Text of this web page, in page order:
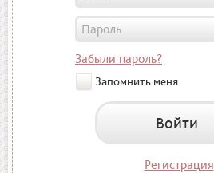
Забыли пароль?
Запомнить меня
Войти
Регистрация